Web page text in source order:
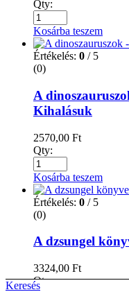
Qty:
Kosárba teszem
Értékelés: 0 / 5
(0)
A
Kihalásuk
2570,00 Ft
Qty:
Kosárba teszem
Értékelés: 0 / 5
(0)
A dzsungel
3324,00 Ft
Qty:
Keresés